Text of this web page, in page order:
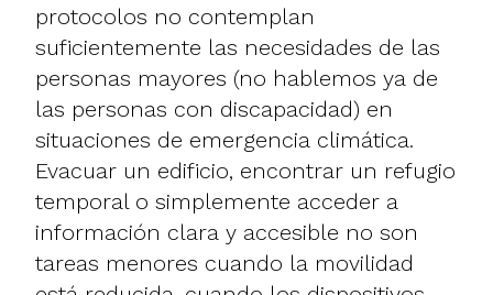
protocolos no contemplan
suficientemente las necesidades de las
personas mayores (no hablemos ya de
las personas con discapacidad) en
situaciones de emergencia climática.
Evacuar un edificio, encontrar un refugio
temporal o simplemente acceder a
información clara y accesible no son
tareas menores cuando la movilidad